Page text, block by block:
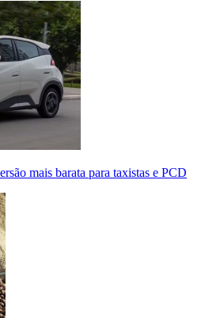
mais barata para taxistas e PCD